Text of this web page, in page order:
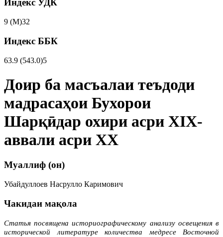
Индекс УДК
9 (М)32
Индекс ББК
63.9 (543.0)5
Доир ба масъалаи теъдоди
мадрасаҳои Бухорои
Шарқӣдар охири асри XIX-
аввали асри XX
Муаллиф (он)
Убайдуллоев Насрулло Каримович
Чакидаи мақола
Статья посвящена историографическому анализу освещения в
исторической литературе количества медресе Восточной